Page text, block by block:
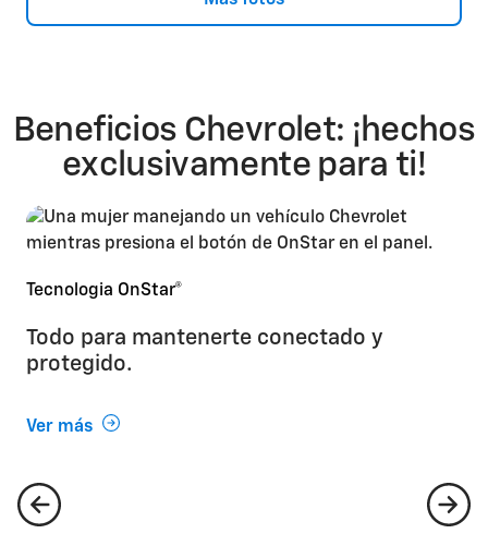
Beneficios Chevrolet: ¡hechos
exclusivamente para ti!
Tecnologia OnStar®
Todo para mantenerte conectado y
protegido.
Ver más